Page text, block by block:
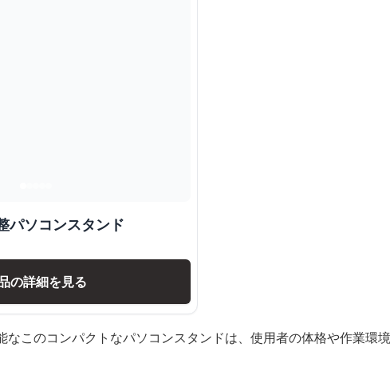
パソコンスタンド
の詳細を見る
なこのコンパクトなパソコンスタンドは、使用者の体格や作業環